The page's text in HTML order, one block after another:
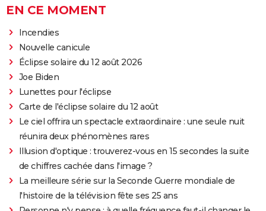
EN CE MOMENT
Incendies
Nouvelle canicule
Éclipse solaire du 12 août 2026
Joe Biden
Lunettes pour l'éclipse
Carte de l'éclipse solaire du 12 août
Le ciel offrira un spectacle extraordinaire : une seule nuit
réunira deux phénomènes rares
Illusion d'optique : trouverez-vous en 15 secondes la suite
de chiffres cachée dans l'image ?
La meilleure série sur la Seconde Guerre mondiale de
l'histoire de la télévision fête ses 25 ans